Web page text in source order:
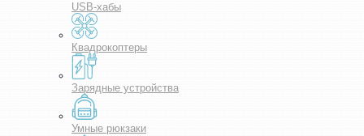
USB-хабы
Квадрокоптеры
Зарядные устройства
Умные рюкзаки